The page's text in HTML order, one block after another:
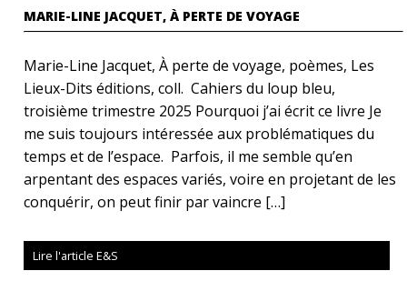
MARIE-LINE JACQUET, À PERTE DE VOYAGE
Marie-Line Jacquet, À perte de voyage, poèmes, Les
Lieux-Dits éditions, coll. Cahiers du loup bleu,
troisième trimestre 2025 Pourquoi j’ai écrit ce livre Je
me suis toujours intéressée aux problématiques du
temps et de l’espace. Parfois, il me semble qu’en
arpentant des espaces variés, voire en projetant de les
conquérir, on peut finir par vaincre […]
Lire l'article E&S